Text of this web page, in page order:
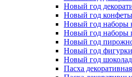
Новый год
Новый год конфеты
Новый год наборы
Новый год наборы
Новый год
Новый год
Новый год
Пасха